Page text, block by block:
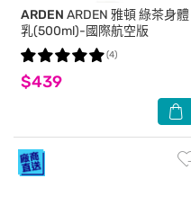
ARDEN ARDEN 雅頓 綠茶身體
乳(500ml)-國際航空版
$439
(4)